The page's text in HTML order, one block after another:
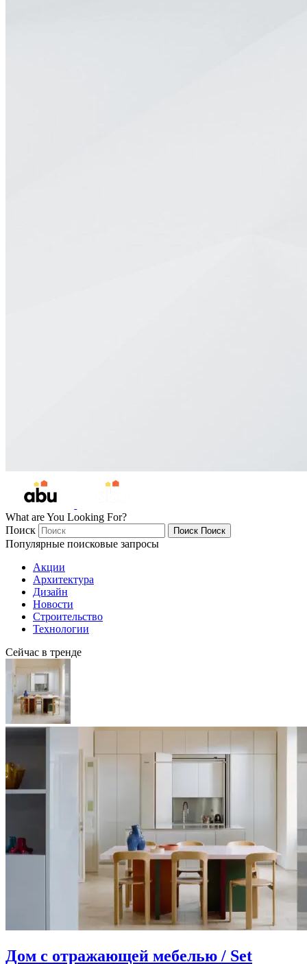
What are You Looking For?
Поиск
Поиск Поиск
Популярные поисковые запросы
Акции
Архитектура
Дизайн
Новости
Строительство
Технологии
Сейчас в тренде
Дом с отражающей мебелью / Set